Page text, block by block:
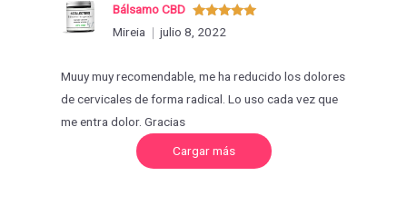
Valorado
con5de 5
Bálsamo CBD
Mireia
julio 8, 2022
Muuy muy recomendable, me ha reducido los dolores
de cervicales de forma radical. Lo uso cada vez que
me entra dolor. Gracias
Cargar másC
r